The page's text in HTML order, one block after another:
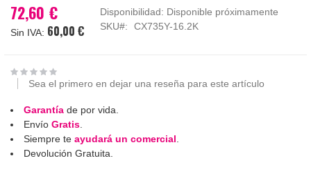
la
galería
72,60 €
60,00 €
Disponibilidad: Disponible próximamente
SKU
CX735Y-16.2K
Sea el primero en dejar una reseña para este artículo
Garantía de por vida.
Envío Gratis.
Siempre te ayudará un comercial.
Devolución Gratuita.